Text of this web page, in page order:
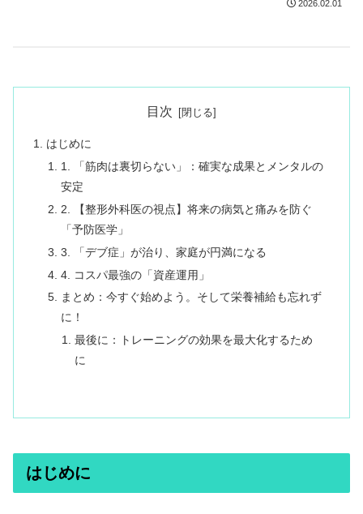
2026.02.01
目次
はじめに
1. 「筋肉は裏切らない」：確実な成果とメンタルの
安定
2. 【整形外科医の視点】将来の病気と痛みを防ぐ
「予防医学」
3. 「デブ症」が治り、家庭が円満になる
4. コスパ最強の「資産運用」
まとめ：今すぐ始めよう。そして栄養補給も忘れず
に！
最後に：トレーニングの効果を最大化するため
に
はじめに